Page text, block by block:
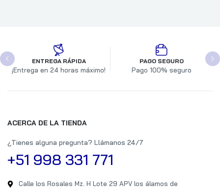
ENTREGA RÁPIDA
¡Entrega en 24 horas máximo!
PAGO SEGURO
Pago 100% seguro
ACERCA DE LA TIENDA
¿Tienes alguna pregunta? Llámanos 24/7
+51 998 331 771
Calle los Rosales Mz. H Lote 29 APV los álamos de